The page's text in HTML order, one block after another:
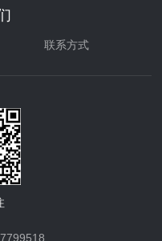
联系方式